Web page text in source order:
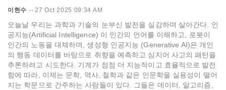
이현수 -- 27 Oct 2025 09:34 AM
오늘날 우리는 과학과 기술의 눈부신 발전을 실감하며 살아간다. 인
공지능(Artificial Intelligence) 이 인간의 언어를 이해하고, 로봇이
인간의 노동을 대체하며, 생성형 인공지능 (Generative AI)은 개인
의 행동 데이터를 바탕으로 취향을 예측하고 심지어 사고의 패턴을
추론하려고 시도한다. 기계가 점점 더 지능적이고 효율적으로 발전
함에 따라, 이제는 문학, 역사, 철학과 같은 인문학을 실용성이 떨어
지는 학문으로 간주하는 사람들이 있다. 그들은 데이터, 알고리즘,